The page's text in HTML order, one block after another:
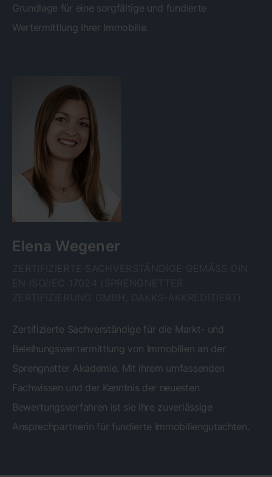
Grundlage für eine sorgfältige und fundierte
Wertermittlung Ihrer Immobilie.
Elena Wegener
Zertifizierte Sachverständige für die Markt- und
Beleihungswertermittlung von Immobilien an der
Sprengnetter Akademie. Mit ihrem umfassenden
Fachwissen und der Kenntnis der neuesten
Bewertungsverfahren ist sie Ihre zuverlässige
Ansprechpartnerin für fundierte Immobiliengutachten.